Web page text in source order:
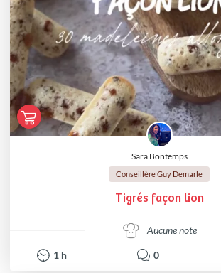
Sara Bontemps
Conseillère Guy Demarle
Tigrés façon lion
Aucune note
1 h 0